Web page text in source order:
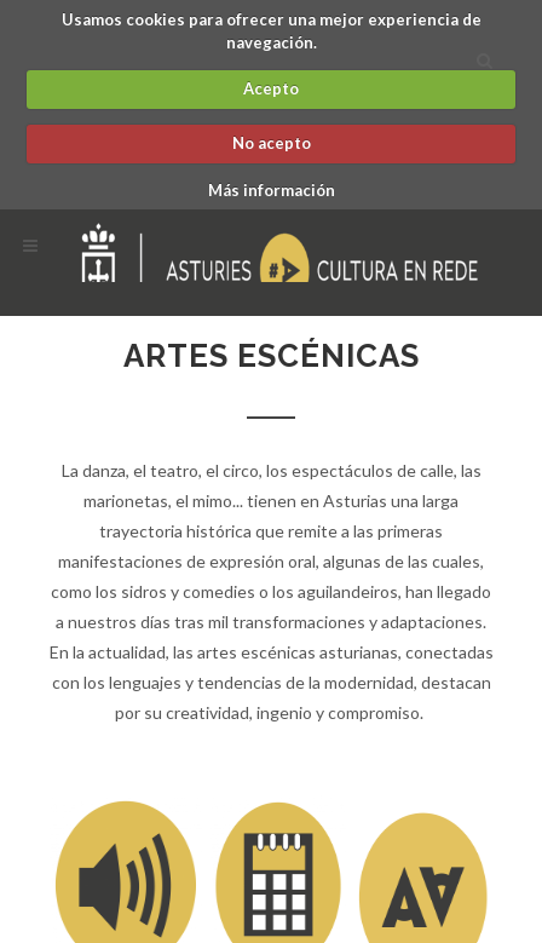
Usamos cookies para ofrecer una mejor experiencia de
navegación.
Acepto
No acepto
Más información
ARTES ESCÉNICAS
La danza, el teatro, el circo, los espectáculos de calle, las
marionetas, el mimo... tienen en Asturias una larga
trayectoria histórica que remite a las primeras
manifestaciones de expresión oral, algunas de las cuales,
como los sidros y comedies o los aguilandeiros, han llegado
a nuestros días tras mil transformaciones y adaptaciones.
En la actualidad, las artes escénicas asturianas, conectadas
con los lenguajes y tendencias de la modernidad, destacan
por su creatividad, ingenio y compromiso.